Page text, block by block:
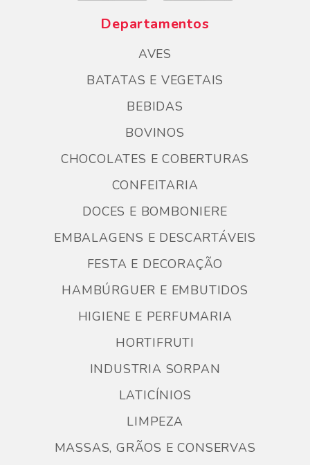
Departamentos
AVES
BATATAS E VEGETAIS
BEBIDAS
BOVINOS
CHOCOLATES E COBERTURAS
CONFEITARIA
DOCES E BOMBONIERE
EMBALAGENS E DESCARTÁVEIS
FESTA E DECORAÇÃO
HAMBÚRGUER E EMBUTIDOS
HIGIENE E PERFUMARIA
HORTIFRUTI
INDUSTRIA SORPAN
LATICÍNIOS
LIMPEZA
MASSAS, GRÃOS E CONSERVAS